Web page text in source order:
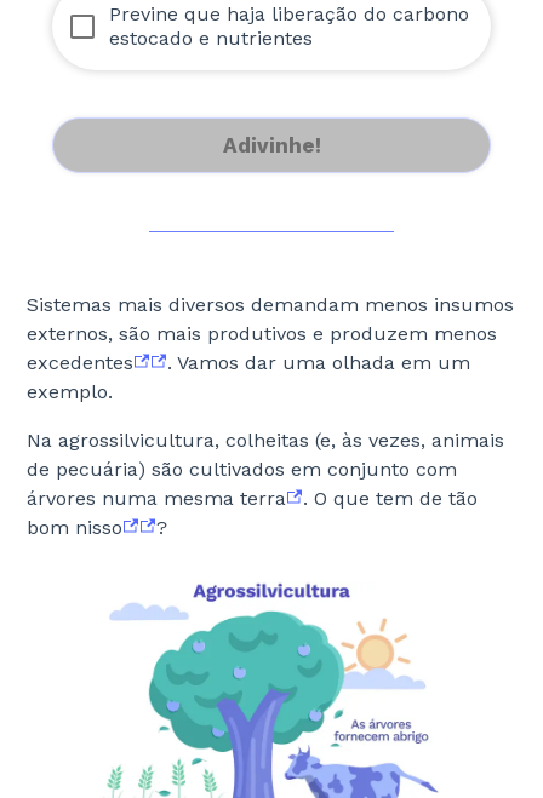
Previne que haja liberação do carbono
estocado e nutrientes
Adivinhe!
Sistemas mais diversos demandam menos insumos
externos, são mais produtivos e produzem menos
excedentes
. Vamos dar uma olhada em um
exemplo.
Na agrossilvicultura, colheitas (e, às vezes, animais
de pecuária) são cultivados em conjunto com
árvores numa mesma terra
. O que tem de tão
bom nisso
?